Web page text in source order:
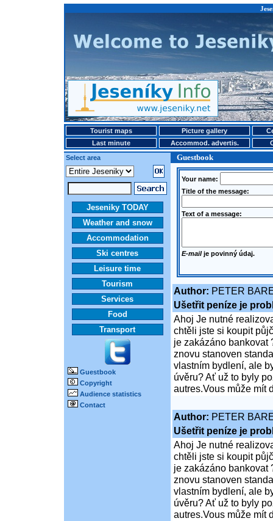
Tourist maps Picture gallery
Last minute
Accommod. advertis.
Select area
Guestbook
Jeseniky TODAY
Weather and snow
Accommodation
Ski centres
Leisure time
Tourism
Services
Food
Transport
Guestbook
Copyright
Audience statistics
Contact
Your name:
Title of the message:
Text of a message:
E-mailje povinný údaj.
Author: PETER
Ušetřit peníze je
Ahoj Je nutné
chtěli jste si koupit
je zakázáno bankovat
znovu stanoven
vlastním bydlení, ale
úvěru? Ať už to byly
autres.Vous může mít
Author: PETER
Ušetřit peníze je
Ahoj Je nutné
chtěli jste si koupit
je zakázáno bankovat
znovu stanoven
vlastním bydlení, ale
úvěru? Ať už to byly
autres.Vous může mít